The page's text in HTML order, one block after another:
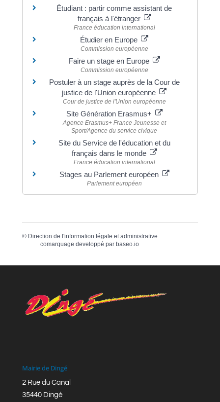
Étudiant : partir comme assistant de
français à l'étranger
France éducation international
Étudier en Europe
Commission européenne
Faire un stage en Europe
Commission européenne
Postuler à un stage auprès de la Cour de
justice de l'Union européenne
Cour de justice de l'Union européenne
Site Génération Erasmus+
Agence Erasmus+ France Jeunesse et
Sport/Agence du service civique
Site du Service de l'éducation et du
français dans le monde
France éducation international
Stages au Parlement européen
Parlement européen
© Direction de l'information légale et administrative
comarquage developpé parbaseo.io
Mairie de Dingé
2 Rue du Canal
35440 Dingé